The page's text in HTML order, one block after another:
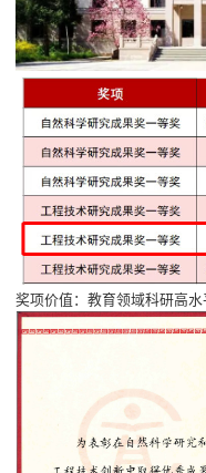
奖项价值：教育领域科研高